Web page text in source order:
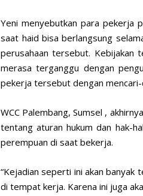
Yeni menyebutkan para pekerja
saat haid bisa berlangsung
perusahaan tersebut. Kebijakan
merasa terganggu dengan
pekerja tersebut dengan mencari-
WCC Palembang, Sumsel ,
tentang aturan hukum dan hak-
perempuan di saat bekerja.
“Kejadian seperti ini akan banyak
di tempat kerja. Karena ini juga